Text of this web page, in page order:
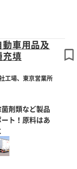
車用品及
充填
工場、東京営業所
剤類など製品
ト！原料はあ